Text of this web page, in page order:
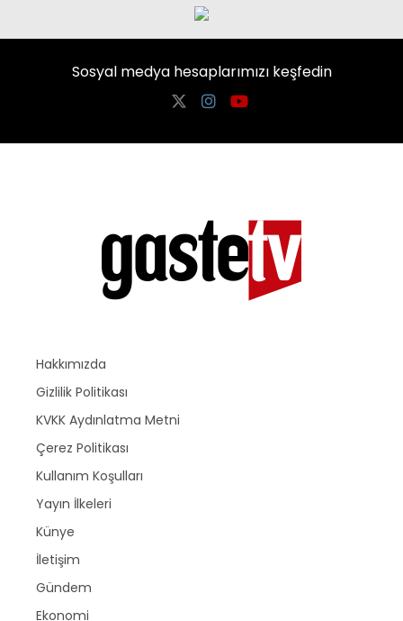
Sosyal medya hesaplarımızı keşfedin
Hakkımızda
Gizlilik Politikası
KVKK Aydınlatma Metni
Çerez Politikası
Kullanım Koşulları
Yayın İlkeleri
Künye
İletişim
Gündem
Ekonomi